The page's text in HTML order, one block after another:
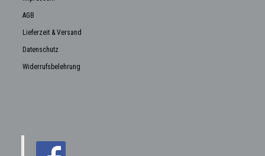
AGB
Lieferzeit & Versand
Datenschutz
Widerrufsbelehrung